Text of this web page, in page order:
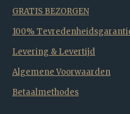
GRATIS BEZORGEN
100%
Levering & Levertijd
Algemene Voorwaarden
Betaalmethodes